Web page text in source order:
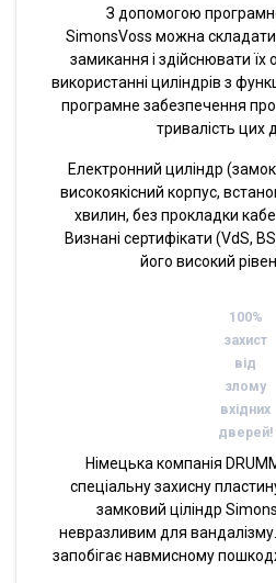
З допомогою
SimonsVoss можна складати
замикання і здійснювати їх
використанні циліндрів з
програмне забезпечення
тривалість цих
Електронний циліндр
високоякісний корпус,
хвилин, без прокладки
Визнані сертифікати (VdS,
його високий
100%
захист
від
злому
вхідних
дверей!
Німецька компанія
спеціальну захисну
замковий ціліндр
невразливим для
запобігає навмисному